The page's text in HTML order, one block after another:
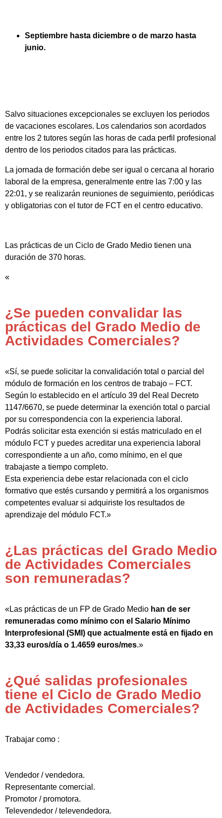
Septiembre hasta diciembre o de marzo hasta
junio.
Salvo situaciones excepcionales se excluyen los periodos
de vacaciones escolares. Los calendarios son acordados
entre los 2 tutores según las horas de cada perfil profesional
dentro de los periodos citados para las prácticas.
La jornada de formación debe ser igual o cercana al horario
laboral de la empresa, generalmente entre las 7:00 y las
22:01, y se realizarán reuniones de seguimiento, periódicas
y obligatorias con el tutor de FCT en el centro educativo.
Las prácticas de un Ciclo de Grado Medio tienen una
duración de 370 horas.
«
¿Se pueden convalidar las
prácticas del Grado Medio de
Actividades Comerciales?
«Sí, se puede solicitar la convalidación total o parcial del
módulo de formación en los centros de trabajo – FCT.
Según lo establecido en el artículo 39 del Real Decreto
1147/6670, se puede determinar la exención total o parcial
por su correspondencia con la experiencia laboral.
Podrás solicitar esta exención si estás matriculado en el
módulo FCT y puedes acreditar una experiencia laboral
correspondiente a un año, como mínimo, en el que
trabajaste a tiempo completo.
Esta experiencia debe estar relacionada con el ciclo
formativo que estés cursando y permitirá a los organismos
competentes evaluar si adquiriste los resultados de
aprendizaje del módulo FCT.»
¿Las prácticas del Grado Medio
de Actividades Comerciales
son remuneradas?
«Las prácticas de un FP de Grado Medio han de ser
remuneradas como mínimo con el Salario Mínimo
Interprofesional (SMI) que actualmente está en fijado en
33,33 euros/día o 1.4659 euros/mes.»
¿Qué salidas profesionales
tiene el Ciclo de Grado Medio
de Actividades Comerciales?
Trabajar como :
Vendedor / vendedora.
Representante comercial.
Promotor / promotora.
Televendedor / televendedora.